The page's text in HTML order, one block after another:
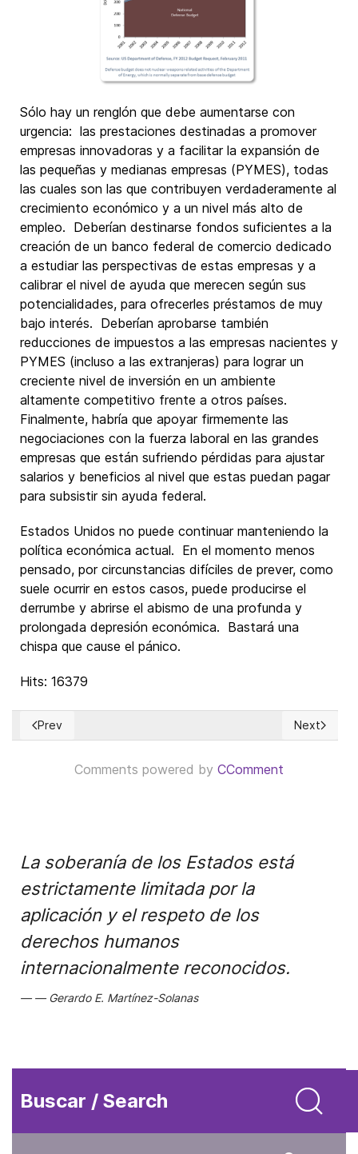
Sólo hay un renglón que debe aumentarse con
urgencia: las prestaciones destinadas a promover
empresas innovadoras y a facilitar la expansión de
las pequeñas y medianas empresas (PYMES), todas
las cuales son las que contribuyen verdaderamente al
crecimiento económico y a un nivel más alto de
empleo. Deberían destinarse fondos suficientes a la
creación de un banco federal de comercio dedicado
a estudiar las perspectivas de estas empresas y a
calibrar el nivel de ayuda que merecen según sus
potencialidades, para ofrecerles préstamos de muy
bajo interés. Deberían aprobarse también
reducciones de impuestos a las empresas nacientes y
PYMES (incluso a las extranjeras) para lograr un
creciente nivel de inversión en un ambiente
altamente competitivo frente a otros países.
Finalmente, habría que apoyar firmemente las
negociaciones con la fuerza laboral en las grandes
empresas que están sufriendo pérdidas para ajustar
salarios y beneficios al nivel que estas puedan pagar
para subsistir sin ayuda federal.
Estados Unidos no puede continuar manteniendo la
política económica actual. En el momento menos
pensado, por circunstancias difíciles de prever, como
suele ocurrir en estos casos, puede producirse el
derrumbe y abrirse el abismo de una profunda y
prolongada depresión económica. Bastará una
chispa que cause el pánico.
Hits: 16379
Previous article: Jacobinismo Estadounidense
Prev Next
Next
Comments powered by CComment
La soberanía de los Estados está
estrictamente limitada por la
aplicación y el respeto de los
derechos humanos
internacionalmente reconocidos.
Gerardo E. Martínez-Solanas
Buscar / Search